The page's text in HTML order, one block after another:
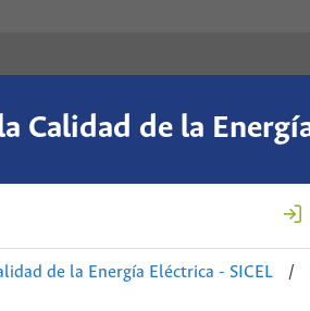
Calidad de la
de la Energía Eléctrica - SICEL /